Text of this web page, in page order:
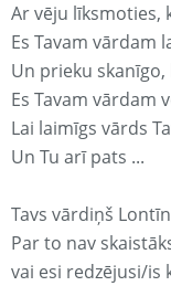
Ar vēju līksmoties,
Es Tavam vārdam
Un prieku skanīgo,
Es Tavam vārdam
Lai laimīgs vārds
Un Tu arī pats ...
Tavs vārdiņš
Par to nav
vai esi redzējusi/is